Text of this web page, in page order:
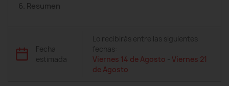
6. Resumen
Fecha
estimada
Lo recibirás entre las siguientes
fechas:
Viernes 14 de Agosto -Viernes 21
de Agosto